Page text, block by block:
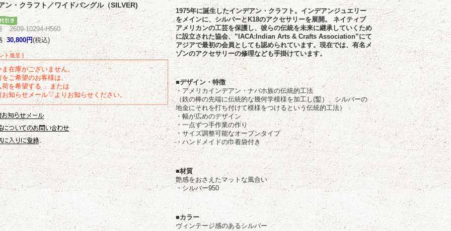
1975年に誕生したインデアン・クラフト。インデアンジュエリー
をメインに、シルバーとK18のアクセサリーを展開。 ネイティブ
アメリカンの工芸を保護し、彼らの伝統を未来に継承していくため
に設立された協会、”IACA:Indian Arts & Crafts Association”にて
アジアで最初の会員としても認められています。現在では、有名メ
ゾンのアクセサリーの修理なども手掛けています。
■デザイン・特徴
・アメリカインデアン・ナバホ族の伝統的工法
（鉄の棒の先端に伝統的な幾何学模様を加工し(鏨）、シルバーの
地金にそれを打ち付けて模様をつけるという伝統的工法）
・幅が広めのデザイン
・一点ずつ手作業の作り
・サイズ調整可能なオープンタイプ
・ハンドメイドの巾着袋付き
■材質
艶感をおさえたマットな風合い
・シルバー950
■カラー
ヴィンテージ感のあるシルバー
ン・クラフト／ワイドバングル（SILVER)
2609-10294-H560
30,800円(税込)
ト進呈 ]
ま在庫がございません。
をご希望のお客様は、
荷を希望する 」または
知らせメール▽よりお知らせください。